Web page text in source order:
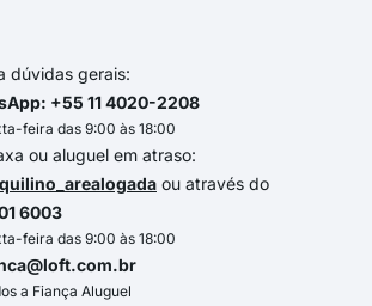
dúvidas gerais:
+55 11 4020-2208
feira das 9:00 às 18:00
ou aluguel em atraso:
ou através do
6003
feira das 9:00 às 18:00
a Fiança Aluguel